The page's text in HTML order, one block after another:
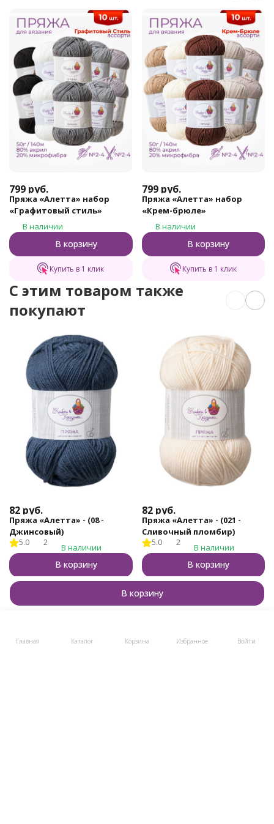
В корзину
799 руб.
Пряжа «Алетта» набор
«Графитовый стиль»
В наличии
В корзину
Купить в 1 клик
799 руб.
Пряжа «Алетта» набор
«Крем-брюле»
В наличии
В корзину
Купить в 1 клик
C этим товаром также
покупают
82 руб.
Пряжа «Алетта» - (08 -
Джинсовый)
5.0 2 В наличии
В корзину
82 руб.
Пряжа «Алетта» - (021 -
Сливочный пломбир)
5.0 2 В наличии
В корзину
Главная Каталог Корзина Избранное Войти